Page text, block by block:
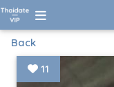
Back
11